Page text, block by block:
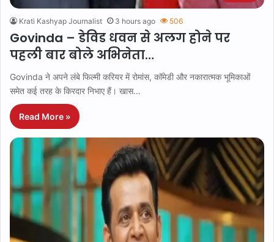
Krati Kashyap Journalist 3 hours ago 506
Govinda – डेविड धवन से अलग होने पर
पहली बार बोले अभिनेता…
Govinda ने अपने लंबे फिल्मी करियर में रोमांस, कॉमेडी और नकारात्मक भूमिकाओं
समेत कई तरह के किरदार निभाए हैं। खास…
Read More »